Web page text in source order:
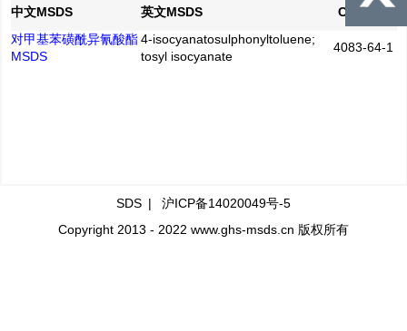
中文MSDS 英文MSDS
CAS No.
对甲基苯磺酰异氰酸酯
MSDS
4-isocyanatosulphonyltoluene;
tosyl isocyanate
4083-64-1
SDS | 沪ICP备14020049号-5
Copyright 2013 - 2022 www.ghs-msds.cn 版权所有